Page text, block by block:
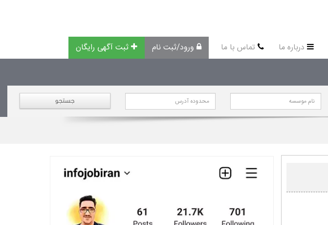
درباره ما تماس با ما ورود/ثبت نام ثبت آگهی رایگان
جستجو